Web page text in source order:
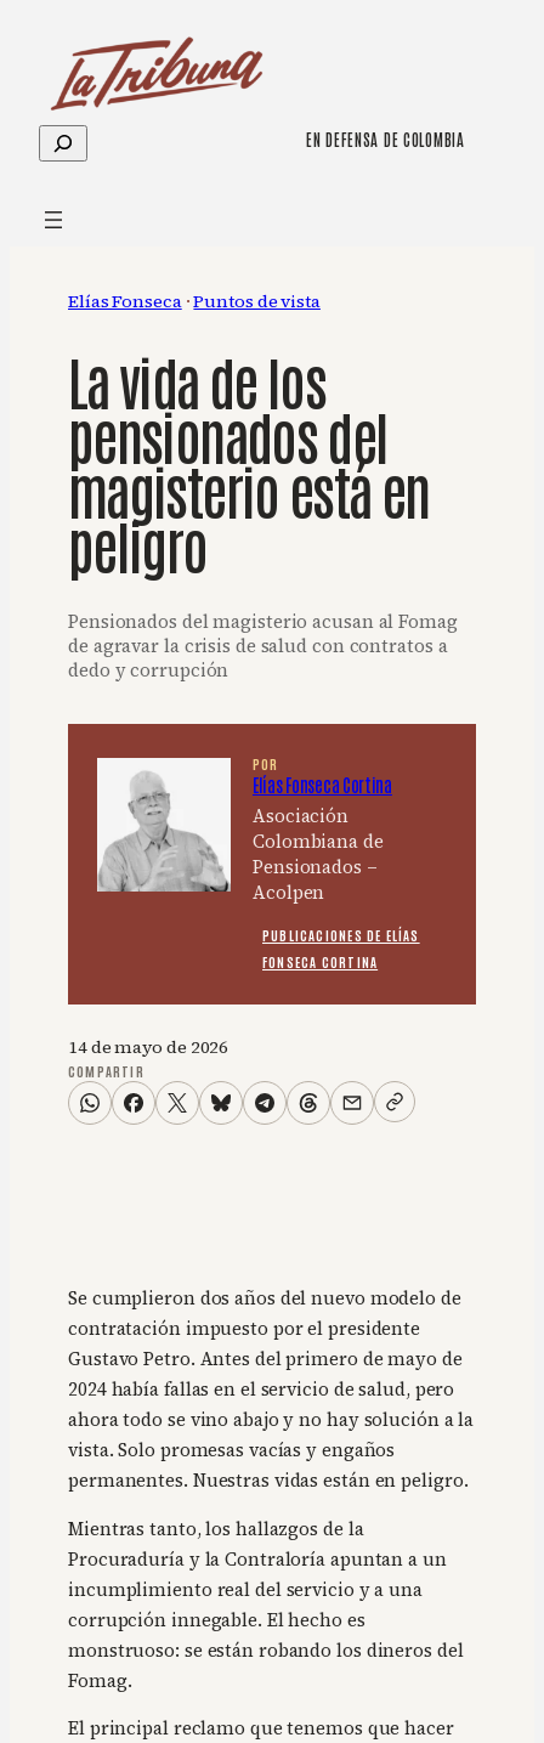
contenido
Buscar EN DEFENSA DE COLOMBIA
Elías Fonseca · Puntos de vista
La vida de los
pensionados del
magisterio está en
peligro
Pensionados del magisterio acusan al Fomag
de agravar la crisis de salud con contratos a
dedo y corrupción
POR
Elías Fonseca Cortina
Asociación
Colombiana de
Pensionados –
Acolpen
PUBLICACIONES DE ELÍAS
FONSECA CORTINA
14 de mayo de 2026
COMPARTIR
Se cumplieron dos años del nuevo modelo de
contratación impuesto por el presidente
Gustavo Petro. Antes del primero de mayo de
2024 había fallas en el servicio de salud, pero
ahora todo se vino abajo y no hay solución a la
vista. Solo promesas vacías y engaños
permanentes. Nuestras vidas están en peligro.
Mientras tanto, los hallazgos de la
Procuraduría y la Contraloría apuntan a un
incumplimiento real del servicio y a una
corrupción innegable. El hecho es
monstruoso: se están robando los dineros del
Fomag.
El principal reclamo que tenemos que hacer